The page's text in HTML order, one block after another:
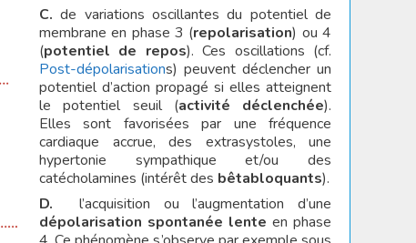
C. de variations oscillantes du potentiel de
membrane en phase 3 (repolarisation) ou 4
(potentiel de repos). Ces oscillations (cf.
Post-dépolarisations) peuvent déclencher un
potentiel d’action propagé si elles atteignent
le potentiel seuil (activité déclenchée).
Elles sont favorisées par une fréquence
cardiaque accrue, des extrasystoles, une
hypertonie sympathique et/ou des
catécholamines (intérêt des bêtabloquants).
D.
l’acquisition ou l’augmentation d’une
dépolarisation spontanée lente en phase